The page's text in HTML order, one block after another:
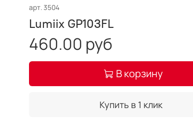
арт.3504
Lumiix GP103FL
460.00 руб
В корзину
Купить в 1 клик